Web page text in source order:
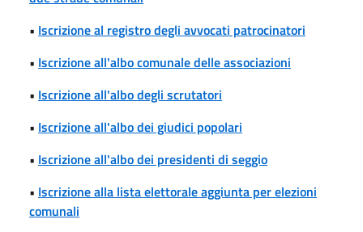
• Iscrizione al registro degli avvocati patrocinatori
• Iscrizione all'albo comunale delle associazioni
• Iscrizione all'albo degli scrutatori
• Iscrizione all'albo dei giudici popolari
• Iscrizione all'albo dei presidenti di seggio
• Iscrizione alla lista elettorale aggiunta per elezioni
comunali